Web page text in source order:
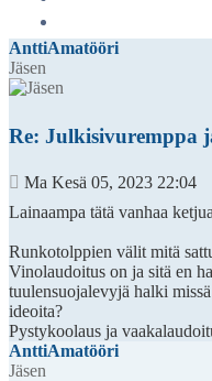
AnttiAmatööri
Jäsen
Re: Julkisivuremppa
Viesti
Ma Kesä 05, 2023 22:04
Lainaampa tätä vanhaa
Runkotolppien välit mitä
Vinolaudoitus on ja sitä en
tuulensuojalevyjä halki
ideoita?
Pystykoolaus ja
AnttiAmatööri
Jäsen